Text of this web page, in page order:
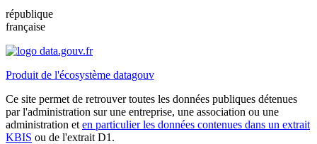
république
française
Produit de l'écosystème datagouv
Ce site permet de retrouver toutes les données publiques détenues
par l'administration sur une entreprise, une association ou une
administration et en particulier les données contenues dans un extrait
KBIS ou de l'extrait D1.